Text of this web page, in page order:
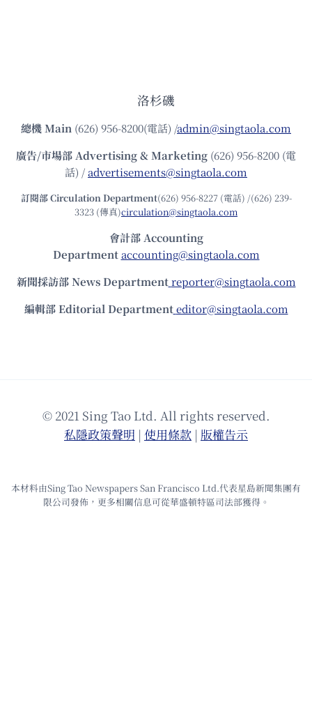
洛杉磯
總機Main (626) 956-8200(電話) /admin@singtaola.com
廣告/市場部Advertising & Marketing (626) 956-8200 (電
話) /advertisements@singtaola.com
訂閱部 Circulation Department(626) 956-8227 (電話) /(626) 239-
3323 (傳真)circulation@singtaola.com
會計部 Accounting
Department accounting@singtaola.com
新聞採訪部 News Department reporter@singtaola.com
編輯部 Editorial Department editor@singtaola.com
© 2021 Sing Tao Ltd. All rights reserved.
私隱政策聲明 | 使⽤條款 | 版權告⽰
本材料由Sing Tao Newspapers San Francisco Ltd.代表星島新聞集團有
限公司發佈，更多相關信息可從華盛頓特區司法部獲得。